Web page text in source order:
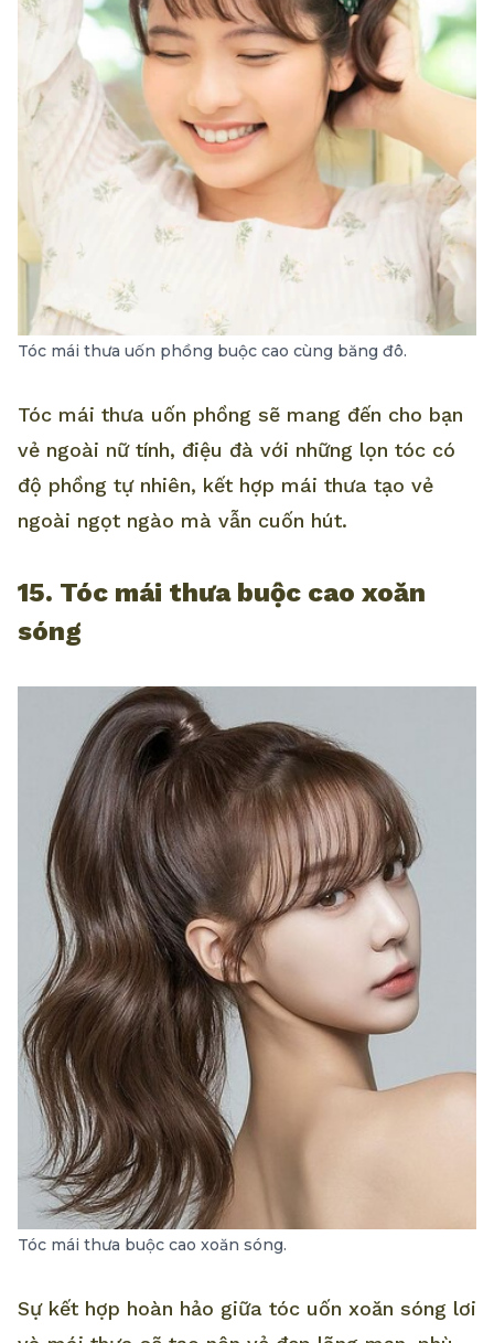
Tóc mái thưa uốn phồng buộc cao cùng băng đô.
Tóc mái thưa uốn phồng sẽ mang đến cho bạn
vẻ ngoài nữ tính, điệu đà với những lọn tóc có
độ phồng tự nhiên, kết hợp mái thưa tạo vẻ
ngoài ngọt ngào mà vẫn cuốn hút.
15. Tóc mái thưa buộc cao xoăn
sóng
Tóc mái thưa buộc cao xoăn sóng.
Sự kết hợp hoàn hảo giữa tóc uốn xoăn sóng lơi